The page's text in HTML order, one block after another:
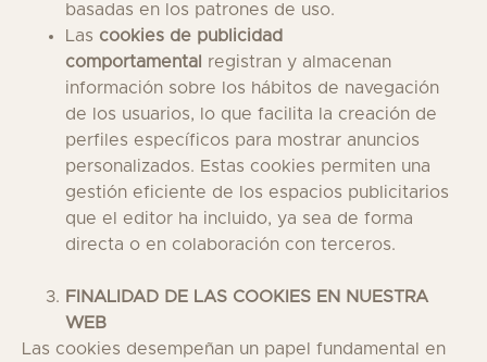
basadas en los patrones de uso.
Las cookies de publicidad
comportamental
registran y almacenan
información sobre los hábitos de navegación
de los usuarios, lo que facilita la creación de
perfiles específicos para mostrar anuncios
personalizados. Estas cookies permiten una
gestión eficiente de los espacios publicitarios
que el editor ha incluido, ya sea de forma
directa o en colaboración con terceros.
FINALIDAD DE LAS COOKIES EN NUESTRA
WEB
Las cookies desempeñan un papel fundamental en